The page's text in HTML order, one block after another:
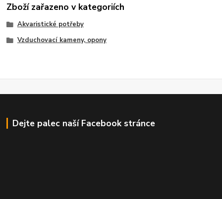
Zboží zařazeno v kategoriích
Akvaristické potřeby
Vzduchovací kameny, opony
Dejte palec naší Facebook stránce